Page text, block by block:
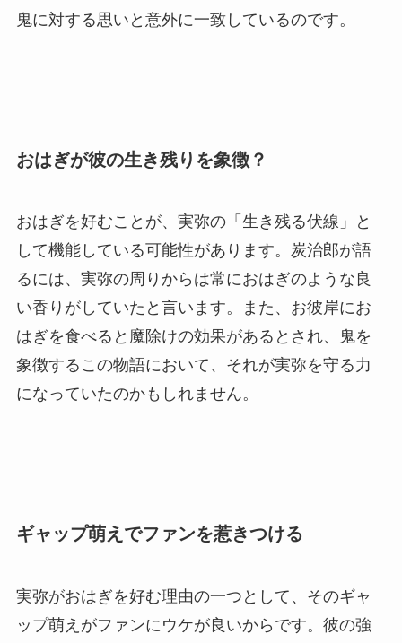
鬼に対する思いと意外に一致しているのです。
おはぎが彼の生き残りを象徴？
おはぎを好むことが、実弥の「生き残る伏線」と
して機能している可能性があります。炭治郎が語
るには、実弥の周りからは常におはぎのような良
い香りがしていたと言います。また、お彼岸にお
はぎを食べると魔除けの効果があるとされ、鬼を
象徴するこの物語において、それが実弥を守る力
になっていたのかもしれません。
ギャップ萌えでファンを惹きつける
実弥がおはぎを好む理由の一つとして、そのギャ
ップ萌えがファンにウケが良いからです。彼の強